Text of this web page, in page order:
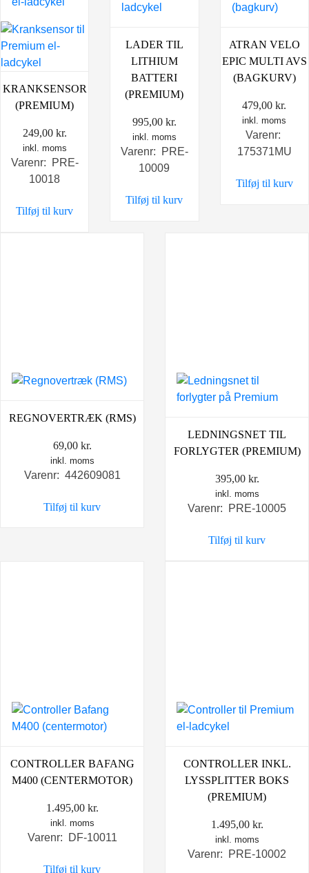
KRANKSENSOR
(PREMIUM)
249,00 kr.
inkl. moms
Varenr: PRE-
10018
Tilføj til kurv
LADER TIL
LITHIUM
BATTERI
(PREMIUM)
995,00 kr.
inkl. moms
Varenr: PRE-
10009
Tilføj til kurv
ATRAN VELO
EPIC MULTI AVS
(BAGKURV)
479,00kr.
inkl. moms
Varenr:
175371MU
Tilføj til kurv
REGNOVERTRÆK (RMS)
69,00 kr.
inkl. moms
Varenr: 442609081
Tilføj til kurv
LEDNINGSNET TIL
FORLYGTER (PREMIUM)
395,00 kr.
inkl. moms
Varenr: PRE-10005
Tilføj til kurv
CONTROLLER BAFANG
M400 (CENTERMOTOR)
1.495,00 kr.
inkl. moms
Varenr: DF-10011
Tilføj til kurv
CONTROLLER INKL.
LYSSPLITTER BOKS
(PREMIUM)
1.495,00 kr.
inkl. moms
Varenr: PRE-10002